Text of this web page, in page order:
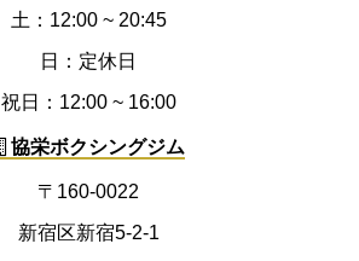
土：12:00 ~ 20:45
日：定休日
祝日：12:00 ~ 16:00
協栄ボクシングジム
〒160-0022
新宿区新宿5-2-1